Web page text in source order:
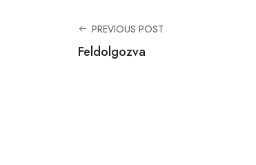
PREVIOUS POST
Feldolgozva